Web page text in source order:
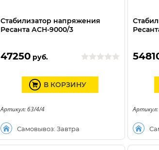
Стабилизатор напряжения
Ресанта АСН-9000/3
47250 руб.
Самовывоз: Завтра
В КОРЗИНУ
Артикул: 63/4/4